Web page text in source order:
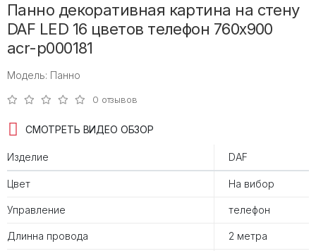
Панно декоративная картина на стену
DAF LED 16 цветов телефон 760х900
acr-p000181
Модель: Панно
0 отзывов
СМОТРЕТЬ ВИДЕО ОБЗОР
Изделие DAF
Цвет На вибор
Управление телефон
Длинна провода 2 метра